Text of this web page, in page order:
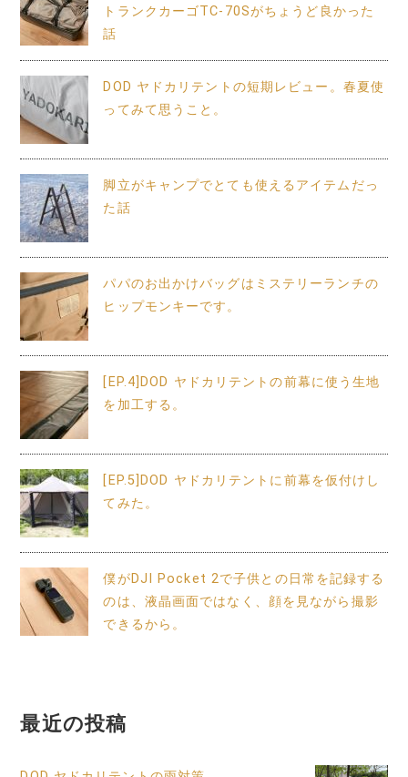
トランクカーゴTC-70Sがちょうど良かった
話
DOD ヤドカリテントの短期レビュー。春夏使
ってみて思うこと。
脚立がキャンプでとても使えるアイテムだっ
た話
パパのお出かけバッグはミステリーランチの
ヒップモンキーです。
[EP.4]DOD ヤドカリテントの前幕に使う生地
を加工する。
[EP.5]DOD ヤドカリテントに前幕を仮付けし
てみた。
僕がDJI Pocket 2で子供との日常を記録する
のは、液晶画面ではなく、顔を見ながら撮影
できるから。
最近の投稿